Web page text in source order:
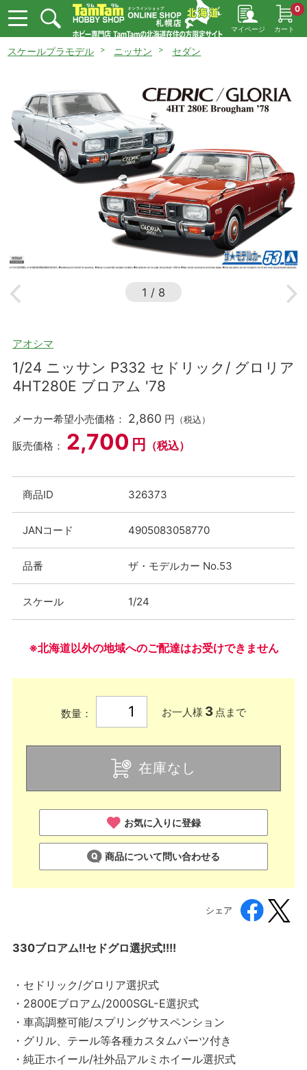
マイページ カート
0
スケールプラモデル ニッサン セダン
1 / 8
アオシマ
1/24 ニッサン P332 セドリック/ グロリア
4HT280E ブロアム '78
メーカー希望小売価格： 2,860 円 （税込）
販売価格： 2,700 円 （税込）
商品ID 326373
JANコード 4905083058770
品番 ザ・モデルカー No.53
スケール 1/24
※北海道以外の地域へのご配達はお受けできません
数量： お一人様 3 点まで
在庫なし
お気に入りに登録
商品について問い合わせる
シェア
330ブロアム!!セドグロ選択式!!!!
・セドリック/グロリア選択式
・2800Eブロアム/2000SGL-E選択式
・車高調整可能/スプリングサスペンション
・グリル、テール等各種カスタムパーツ付き
・純正ホイール/社外品アルミホイール選択式